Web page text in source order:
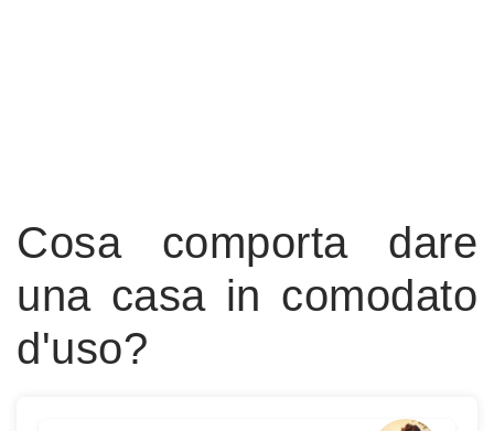
Cosa comporta dare
una casa in comodato
d'uso?